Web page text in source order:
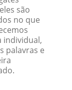
são
no que
individual,
palavras e